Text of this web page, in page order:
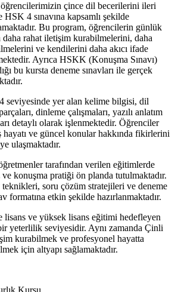
çince dil becerilerini ileri
HSK 4 sınavına kapsamlı şekilde
Bu program, öğrencilerin günlük
rahat iletişim kurabilmelerini, daha
ve kendilerini daha akıcı ifade
Ayrıca HSKK (Konuşma Sınavı)
bu kursta deneme sınavları ile gerçek
seviyesinde yer alan kelime bilgisi, dil
dinleme çalışmaları, yazılı anlatım
detaylı olarak işlenmektedir. Öğrenciler
hayatı ve güncel konular hakkında fikirlerini
ulaşmaktadır.
tarafından verilen eğitimlerde
konuşma pratiği ön planda tutulmaktadır.
teknikleri, soru çözüm stratejileri ve deneme
formatına etkin şekilde hazırlanmaktadır.
lisans ve yüksek lisans eğitimi hedefleyen
yeterlilik seviyesidir. Aynı zamanda Çinli
kurabilmek ve profesyonel hayatta
için altyapı sağlamaktadır.